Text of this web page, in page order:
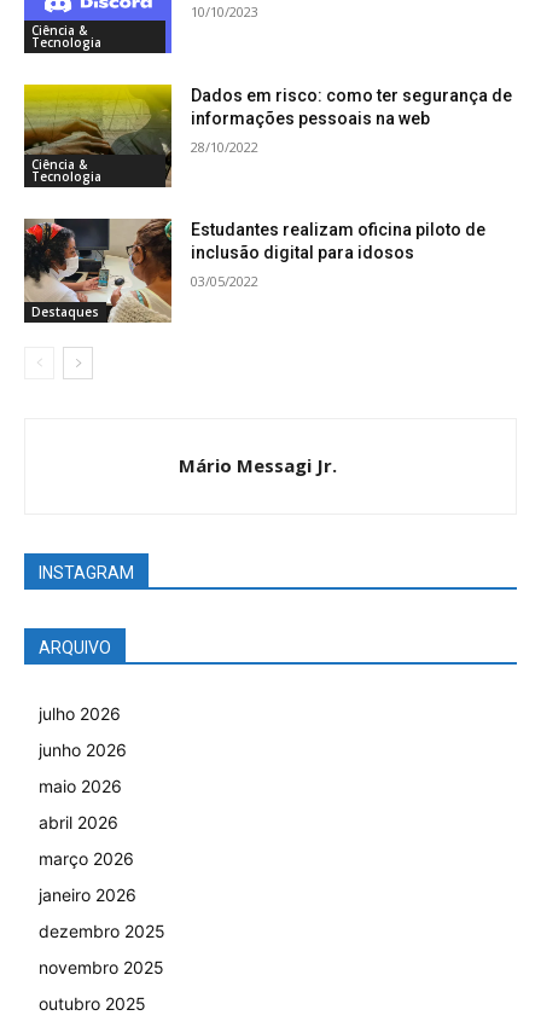
Ciência &
Tecnologia
10/10/2023
Ciência &
Tecnologia
Dados em risco: como ter segurança de
informações pessoais na web
28/10/2022
Destaques
Estudantes realizam oficina piloto de
inclusão digital para idosos
03/05/2022
Mário Messagi Jr.
INSTAGRAM
ARQUIVO
julho 2026
junho 2026
maio 2026
abril 2026
março 2026
janeiro 2026
dezembro 2025
novembro 2025
outubro 2025